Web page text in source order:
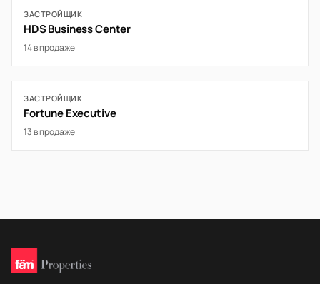
ЗАСТРОЙЩИК
HDS Business Center
14 в продаже
ЗАСТРОЙЩИК
Fortune Executive
13 в продаже